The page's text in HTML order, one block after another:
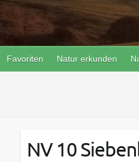
Favoriten Natur erkunden
NV 10